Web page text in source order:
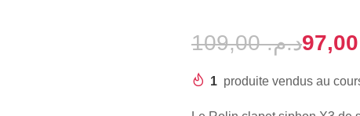
د.م.109,00
1 produite vendus au